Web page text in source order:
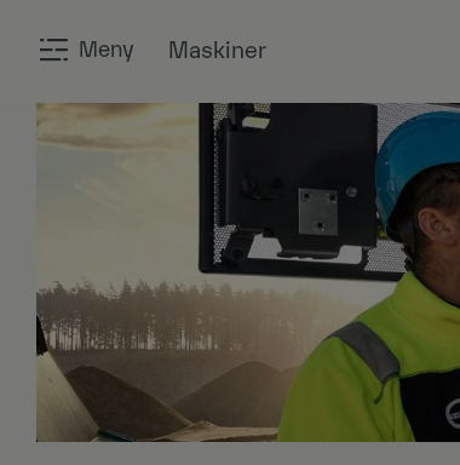
Meny Maskiner